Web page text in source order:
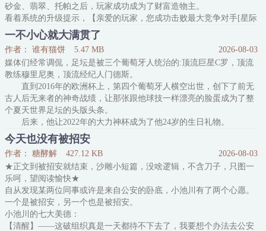
砂金、翡翠、托帕之后，玩家成功成为了财富造物主。
看着系统的升级提示，【亲爱的玩家，您成功击败最大竞争对手[星际
和平公司]，恭喜您成为寰宇中最富有的人！】
玩家很满意。
完美结局：财富造物主达成。
就在达成完美结局之后，玩家穿进了游戏。
.
没人不知道那个自公司扬名
一不小心就大满贯了
作者： 谁有猫饼 5.47 MB
2026-08-03
媒体们经常调侃，足坛是被三个葡萄牙人统治的:顶流巨星C罗，顶流
教练穆里尼奥，顶流经纪人门德斯。
直到2016年的欧洲杯上，第四个葡萄牙人横空出世，创下了前无
古人后无来者的神奇战绩，让那张跟他球技一样漂亮的脸蛋成为了整
个夏天世界足坛的头版头条。
后来，他让2022年的大力神杯成为了他24岁的生日礼物。
*
记者：你对自己在24岁的年纪就实现了奖杯大满贯有什么想法
吗？
艾利克斯：谢谢你们盛装出席来到我的登基大典。
注
1.作者超级伪球迷，会蝴蝶掉22年世界杯，廷蜜介意
今天也没有被招安
作者： 糖酵解 427.12 KB
2026-08-03
★正文到被招安就结束，沙雕小短篇，没啥逻辑，不含刀子，只图一
乐呵，望阅读愉快★
自从发现某两位同事或许是来自公安的卧底，小池川有了两个心愿。
一个是被招安，另一个也是被招安。
小池川的七大美德：
【清醒】——这破组织真是一天都待不下去了，我要想个办法去公安